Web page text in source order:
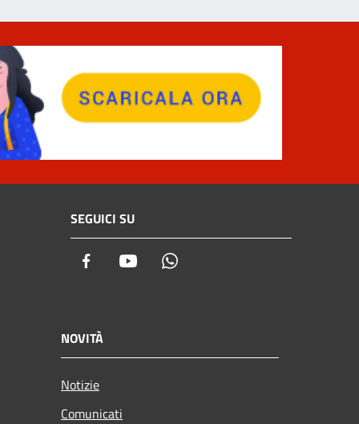
SEGUICI SU
Facebook Youtube
NOVITÀ
Notizie
Comunicati